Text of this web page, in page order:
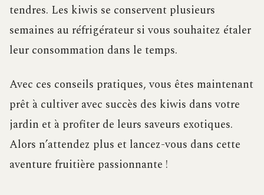
tendres. Les kiwis se conservent plusieurs
semaines au réfrigérateur si vous souhaitez étaler
leur consommation dans le temps.
Avec ces conseils pratiques, vous êtes maintenant
prêt à cultiver avec succès des kiwis dans votre
jardin et à profiter de leurs saveurs exotiques.
Alors n’attendez plus et lancez-vous dans cette
aventure fruitière passionnante !